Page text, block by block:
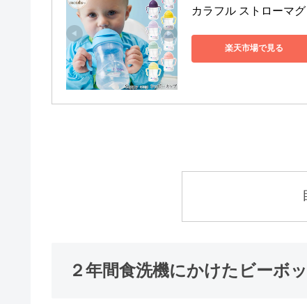
カラフル ストローマ
楽天市場で見る
２年間食洗機にかけたビーボ